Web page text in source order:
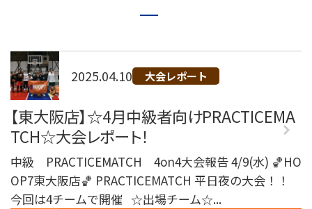
コート利用予約
2025.04.10 大会レポート
【東大阪店】☆4月中級者向けPRACTICEMA
TCH☆大会レポート！
中級 PRACTICEMATCH 4on4大会報告 4/9(水) 🏀HO
OP7東大阪店🏀 PRACTICEMATCH 平日夜の大会！！
今回は4チームで開催 ☆出場チーム☆...